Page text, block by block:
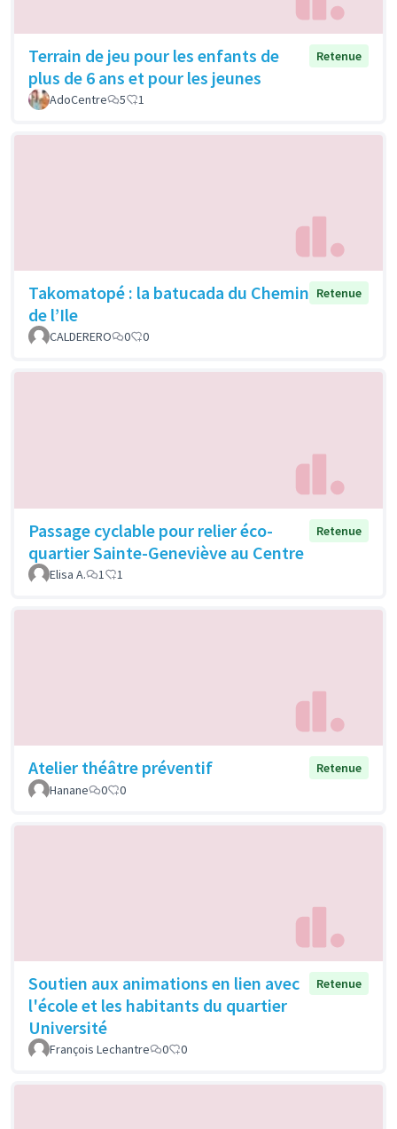
Terrain de jeu pour les enfants de
plus de 6 ans et pour les jeunes
Retenue
AdoCentre 5 1
Takomatopé : la batucada du Chemin
de l’Ile
Retenue
CALDERERO 0 0
Passage cyclable pour relier éco-
quartier Sainte-Geneviève au Centre
Retenue
Elisa A. 1 1
Atelier théâtre préventif
Retenue
Hanane
0 0
Soutien aux animations en lien avec
l'école et les habitants du quartier
Université
Retenue
François Lechantre 0 0